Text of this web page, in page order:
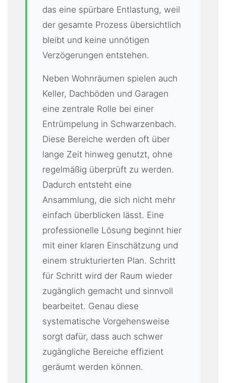
das eine spürbare Entlastung, weil
der gesamte Prozess übersichtlich
bleibt und keine unnötigen
Verzögerungen entstehen.
Neben Wohnräumen spielen auch
Keller, Dachböden und Garagen
eine zentrale Rolle bei einer
Entrümpelung in Schwarzenbach.
Diese Bereiche werden oft über
lange Zeit hinweg genutzt, ohne
regelmäßig überprüft zu werden.
Dadurch entsteht eine
Ansammlung, die sich nicht mehr
einfach überblicken lässt. Eine
professionelle Lösung beginnt hier
mit einer klaren Einschätzung und
einem strukturierten Plan. Schritt
für Schritt wird der Raum wieder
zugänglich gemacht und sinnvoll
bearbeitet. Genau diese
systematische Vorgehensweise
sorgt dafür, dass auch schwer
zugängliche Bereiche effizient
geräumt werden können.